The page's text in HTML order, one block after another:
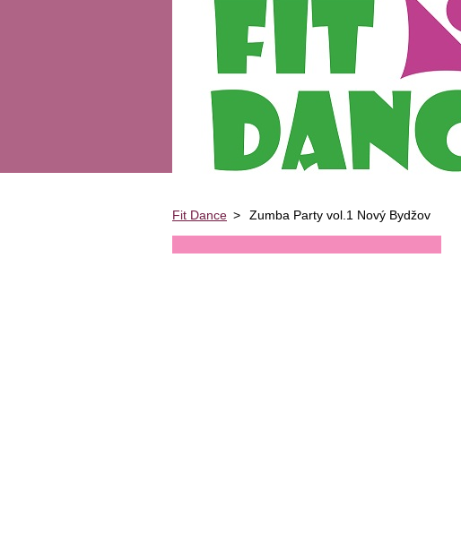
Fit Dance > Zumba Party vol.1 Nový Bydžov